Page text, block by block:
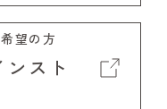
望の方
スト